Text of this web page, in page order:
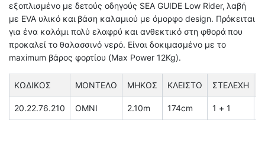
εξοπλισμένο με δετούς οδηγούς SEA GUIDE Low Rider, λαβή
με EVA υλικό και βάση καλαμιού με όμορφο design. Πρόκειται
για ένα καλάμι πολύ ελαφρύ και ανθεκτικό στη φθορά που
προκαλεί το θαλασσινό νερό. Είναι δοκιμασμένο με το
maximum βάρος φορτίου (Max Power 12Kg).
ΚΩΔΙΚΟΣ ΜΟΝΤΕΛΟ ΜΗΚΟΣ ΚΛΕΙΣΤΟ ΣΤΕΛΕΧΗ
20.22.76.210 OMNI 2.10m 174cm 1 + 1